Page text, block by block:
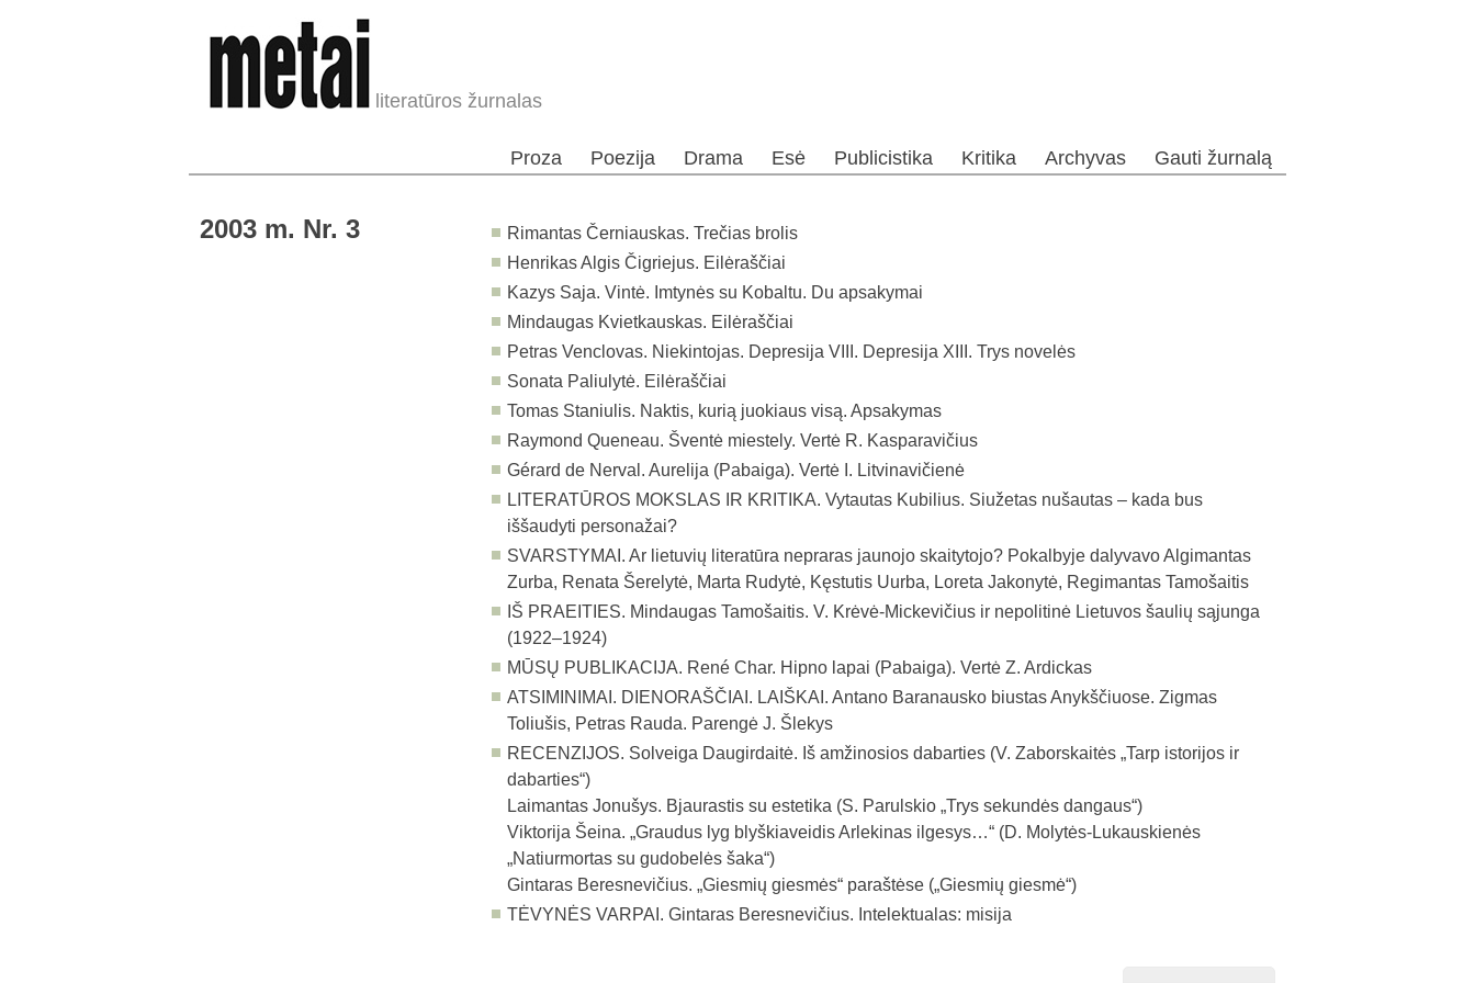
literatūros žurnalas
Proza Poezija Drama Esė Publicistika Kritika Archyvas Gauti žurnalą
2003 m. Nr. 3
Rimantas Černiauskas. Trečias brolis
Henrikas Algis Čigriejus. Eilėraščiai
Kazys Saja. Vintė. Imtynės su Kobaltu. Du apsakymai
Mindaugas Kvietkauskas. Eilėraščiai
Petras Venclovas. Niekintojas. Depresija VIII. Depresija XIII. Trys novelės
Sonata Paliulytė. Eilėraščiai
Tomas Staniulis. Naktis, kurią juokiaus visą. Apsakymas
Raymond Queneau. Šventė miestely. Vertė R. Kasparavičius
Gérard de Nerval. Aurelija (Pabaiga). Vertė I. Litvinavičienė
LITERATŪROS MOKSLAS IR KRITIKA. Vytautas Kubilius. Siužetas nušautas – kada bus
iššaudyti personažai?
SVARSTYMAI. Ar lietuvių literatūra nepraras jaunojo skaitytojo? Pokalbyje dalyvavo Algimantas
Zurba, Renata Šerelytė, Marta Rudytė, Kęstutis Uurba, Loreta Jakonytė, Regimantas Tamošaitis
IŠ PRAEITIES. Mindaugas Tamošaitis. V. Krėvė-Mickevičius ir nepolitinė Lietuvos šaulių sąjunga
(1922–1924)
MŪSŲ PUBLIKACIJA. René Char. Hipno lapai (Pabaiga). Vertė Z. Ardickas
ATSIMINIMAI. DIENORAŠČIAI. LAIŠKAI. Antano Baranausko biustas Anykščiuose. Zigmas
Toliušis, Petras Rauda. Parengė J. Šlekys
RECENZIJOS. Solveiga Daugirdaitė. Iš amžinosios dabarties (V. Zaborskaitės „Tarp istorijos ir
dabarties“)
Laimantas Jonušys. Bjaurastis su estetika (S. Parulskio „Trys sekundės dangaus“)
Viktorija Šeina. „Graudus lyg blyškiaveidis Arlekinas ilgesys…“ (D. Molytės-Lukauskienės
„Natiurmortas su gudobelės šaka“)
Gintaras Beresnevičius. „Giesmių giesmės“ paraštėse („Giesmių giesmė“)
TĖVYNĖS VARPAI. Gintaras Beresnevičius. Intelektualas: misija